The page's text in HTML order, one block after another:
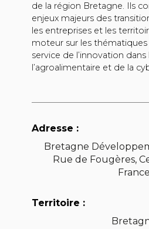
de la région Bretagne. Ils
enjeux majeurs des
les entreprises et les
moteur sur les
service de l’innovation dans
l’agroalimentaire et de la
Adresse :
Bretagne
Rue de Fougères,
France
Territoire :